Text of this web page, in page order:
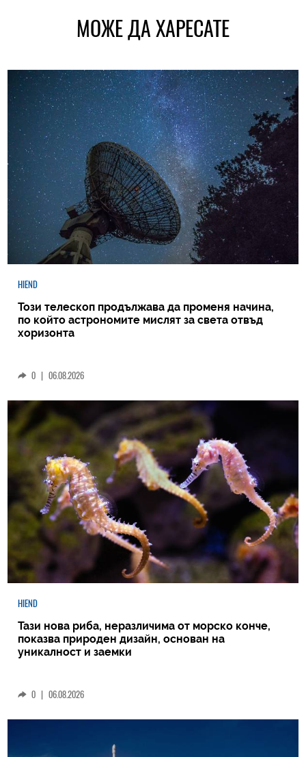
МОЖЕ ДА ХАРЕСАТЕ
HIEND
Този телескоп продължава да променя начина,
по който астрономите мислят за света отвъд
хоризонта
0 | 06.08.2026
HIEND
Тази нова риба, неразличима от морско конче,
показва природен дизайн, основан на
уникалност и заемки
0 06.08.2026